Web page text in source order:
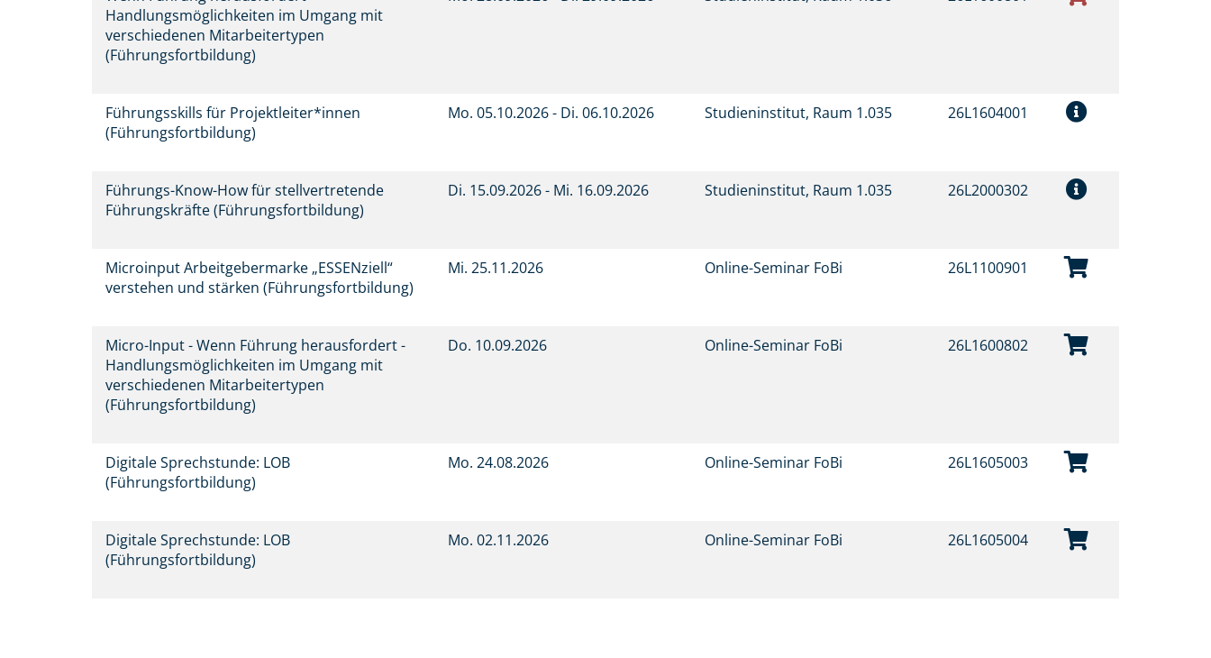
Handlungsmöglichkeiten im Umgang mit
verschiedenen Mitarbeitertypen
(Führungsfortbildung)
Führungsskills für Projektleiter*innen
(Führungsfortbildung)
Mo. 05.10.2026 - Di. 06.10.2026 Studieninstitut, Raum 1.035 26L1604001
Führungs-Know-How für stellvertretende
Führungskräfte (Führungsfortbildung)
Di. 15.09.2026 - Mi. 16.09.2026 Studieninstitut, Raum 1.035 26L2000302
Microinput Arbeitgebermarke „ESSENziell“
verstehen und stärken (Führungsfortbildung)
Mi. 25.11.2026 Online-Seminar FoBi 26L1100901
Micro-Input - Wenn Führung herausfordert -
Handlungsmöglichkeiten im Umgang mit
verschiedenen Mitarbeitertypen
(Führungsfortbildung)
Do. 10.09.2026 Online-Seminar FoBi 26L1600802
Digitale Sprechstunde: LOB
(Führungsfortbildung)
Mo. 24.08.2026 Online-Seminar FoBi 26L1605003
Digitale Sprechstunde: LOB
(Führungsfortbildung)
Mo. 02.11.2026 Online-Seminar FoBi 26L1605004